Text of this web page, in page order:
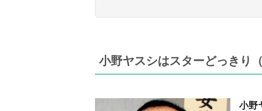
小野ヤスシはスターどっきり
小野